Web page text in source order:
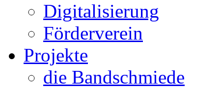
Digitalisierung
Förderverein
Projekte
die Bandschmiede